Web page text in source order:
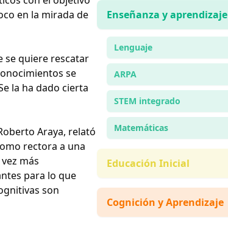
en la mirada de
se quiere rescatar
se
la ha dado cierta
Araya, relató
rectora a una
más
para lo que
son
Enseñanza y aprendizaje
Lenguaje
ARPA
STEM integrado
Matemáticas
Educación Inicial
Cognición y Aprendizaje